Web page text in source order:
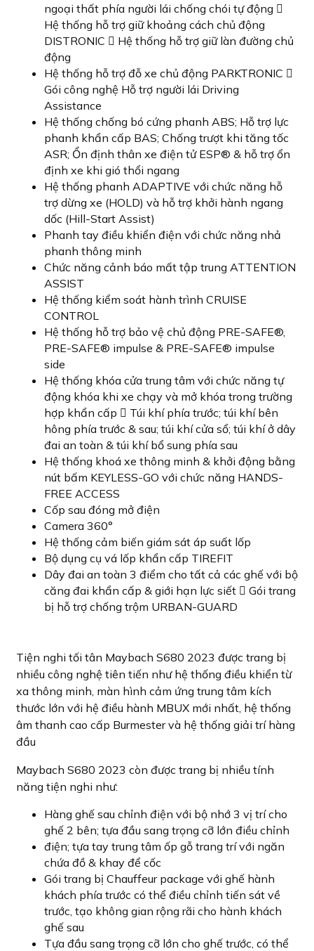
ngoại thất phía người lái chống chói tự động 
Hệ thống hỗ trợ giữ khoảng cách chủ động
DISTRONIC  Hệ thống hỗ trợ giữ làn đường chủ
động
Hệ thống hỗ trợ đỗ xe chủ động PARKTRONIC 
Gói công nghệ Hỗ trợ người lái Driving
Assistance
Hệ thống chống bó cứng phanh ABS; Hỗ trợ lực
phanh khẩn cấp BAS; Chống trượt khi tăng tốc
ASR; Ổn định thân xe điện tử ESP® & hỗ trợ ổn
định xe khi gió thổi ngang
Hệ thống phanh ADAPTIVE với chức năng hỗ
trợ dừng xe (HOLD) và hỗ trợ khởi hành ngang
dốc (Hill-Start Assist)
Phanh tay điều khiển điện với chức năng nhả
phanh thông minh
Chức năng cảnh báo mất tập trung ATTENTION
ASSIST
Hệ thống kiểm soát hành trình CRUISE
CONTROL
Hệ thống hỗ trợ bảo vệ chủ động PRE-SAFE®,
PRE-SAFE® impulse & PRE-SAFE® impulse
side
Hệ thống khóa cửa trung tâm với chức năng tự
động khóa khi xe chạy và mở khóa trong trường
hợp khẩn cấp  Túi khí phía trước; túi khí bên
hông phía trước & sau; túi khí cửa sổ; túi khí ở dây
đai an toàn & túi khí bổ sung phía sau
Hệ thống khoá xe thông minh & khởi động bằng
nút bấm KEYLESS-GO với chức năng HANDS-
FREE ACCESS
Cốp sau đóng mở điện
Camera 360°
Hệ thống cảm biến giám sát áp suất lốp
Bộ dụng cụ vá lốp khẩn cấp TIREFIT
Dây đai an toàn 3 điểm cho tất cả các ghế với bộ
căng đai khẩn cấp & giới hạn lực siết  Gói trang
bị hỗ trợ chống trộm URBAN-GUARD
Tiện nghi tối tân Maybach S680 2023 được trang bị
nhiều công nghệ tiên tiến như hệ thống điều khiển từ
xa thông minh, màn hình cảm ứng trung tâm kích
thước lớn với hệ điều hành MBUX mới nhất, hệ thống
âm thanh cao cấp Burmester và hệ thống giải trí hàng
đầu
Maybach S680 2023 còn được trang bị nhiều tính
năng tiện nghi như:
Hàng ghế sau chỉnh điện với bộ nhớ 3 vị trí cho
ghế 2 bên; tựa đầu sang trọng cỡ lớn điều chỉnh
điện; tựa tay trung tâm ốp gỗ trang trí với ngăn
chứa đồ & khay để cốc
Gói trang bị Chauffeur package với ghế hành
khách phía trước có thể điều chỉnh tiến sát về
trước, tạo không gian rộng rãi cho hành khách
ghế sau
Tựa đầu sang trọng cỡ lớn cho ghế trước, có thể